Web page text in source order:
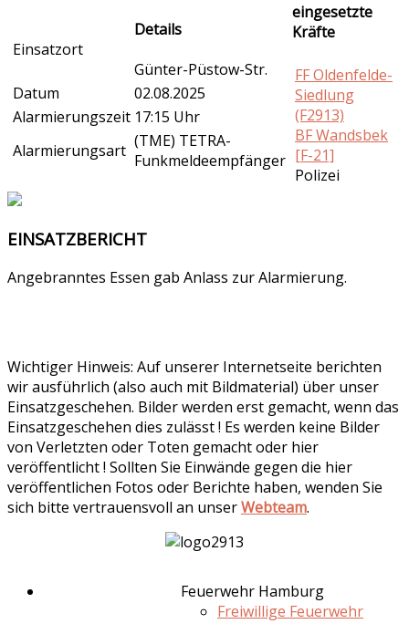
Einsatzort
Details
Günter-Püstow-Str.
Datum
02.08.2025
Alarmierungszeit 17:15 Uhr
Alarmierungsart (TME) TETRA-
Funkmeldeempfänger
eingesetzte
Kräfte
FF Oldenfelde-
Siedlung
(F2913)
BF Wandsbek
[F-21]
Polizei
EINSATZBERICHT
Angebranntes Essen gab Anlass zur Alarmierung.
Wichtiger Hinweis: Auf unserer Internetseite berichten
wir ausführlich (also auch mit Bildmaterial) über unser
Einsatzgeschehen. Bilder werden erst gemacht, wenn das
Einsatzgeschehen dies zulässt ! Es werden keine Bilder
von Verletzten oder Toten gemacht oder hier
veröffentlicht ! Sollten Sie Einwände gegen die hier
veröffentlichen Fotos oder Berichte haben, wenden Sie
sich bitte vertrauensvoll an unserWebteam.
Feuerwehr Hamburg
Freiwillige Feuerwehr